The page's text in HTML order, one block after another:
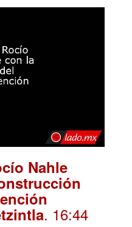
Nahle
. 16:44